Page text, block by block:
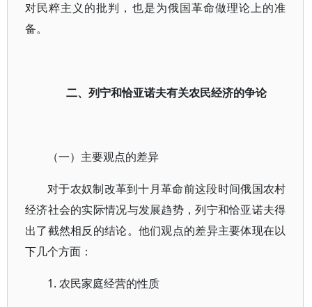
对民粹主义的批判，也是为俄国革命做理论上的准
备。
二、列宁和恰亚诺夫有关农民经济的争论
（一）主要观点的差异
对于农奴制改革到十月革命前这段时间俄国农村
经济社会的实际情况与发展趋势，列宁和恰亚诺夫得
出了截然相反的结论。他们观点的差异主要体现在以
下几个方面：
1. 农民家庭经营的性质